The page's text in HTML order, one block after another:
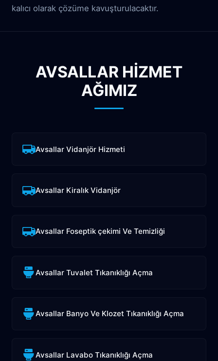
kalıcı olarak çözüme kavuşturulacaktır.
AVSALLAR HİZMET
AĞIMIZ
Avsallar Vidanjör Hizmeti
Avsallar Kiralık Vidanjör
Avsallar Foseptik çekimi Ve Temizliği
Avsallar Tuvalet Tıkanıklığı Açma
Avsallar Banyo Ve Klozet Tıkanıklığı Açma
Avsallar Lavabo Tıkanıklığı Açma